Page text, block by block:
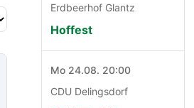
Erdbeerhof Glantz
Hoffest
Mo 24.08. 20:00
CDU Delingsdorf